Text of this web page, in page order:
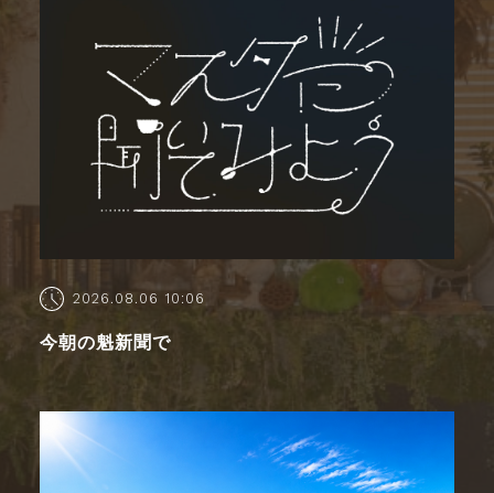
2026.08.06 10:06
今朝の魁新聞で